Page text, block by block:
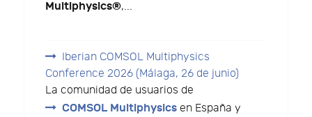
Multiphysics®,...
Iberian COMSOL Multiphysics
Conference 2026 (Málaga, 26 de junio)
La comunidad de usuarios de
COMSOL Multiphysics en España y